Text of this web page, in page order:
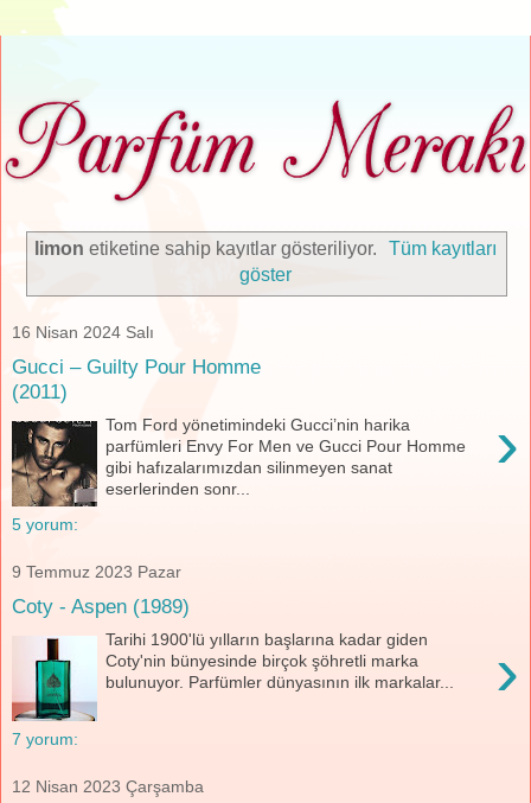
limon etiketine sahip kayıtlar gösteriliyor.
Tüm kayıtları
göster
16 Nisan 2024 Salı
Gucci – Guilty Pour Homme
(2011)
›
Tom Ford yönetimindeki Gucci’nin harika
parfümleri Envy For Men ve Gucci Pour Homme
gibi hafızalarımızdan silinmeyen sanat
eserlerinden sonr...
5 yorum:
9 Temmuz 2023 Pazar
Coty - Aspen (1989)
›
Tarihi 1900'lü yılların başlarına kadar giden
Coty'nin bünyesinde birçok şöhretli marka
bulunuyor. Parfümler dünyasının ilk markalar...
7 yorum:
12 Nisan 2023 Çarşamba